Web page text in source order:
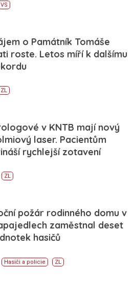
VS
o Památník Tomáše
roste. Letos míří k dalšímu
ZL
v KNTB mají nový
laser. Pacientům
rychlejší zotavení
ZL
požár rodinného domu v
zaměstnal deset
hasičů
Hasiči a policie ZL